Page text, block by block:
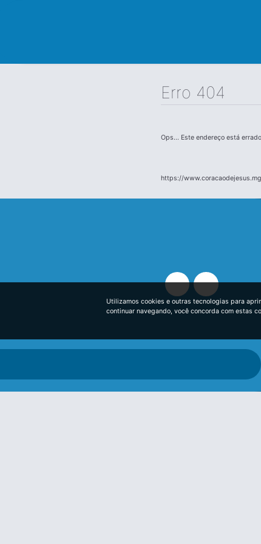
Erro 404
Ops... Este endereço está
https://
Utilizamos cookies e outras tecnologias para
continuar navegando, você concorda com estas